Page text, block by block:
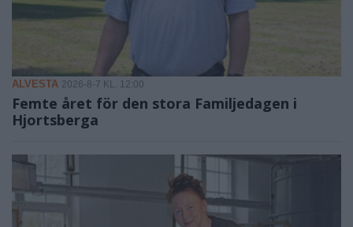
ALVESTA 2026-8-7 KL. 12:00
Femte året för den stora Familjedagen i
Hjortsberga